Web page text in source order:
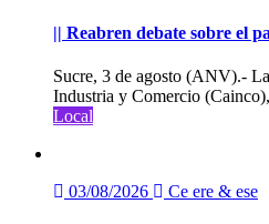
|| Reabren debate sobre el
Sucre, 3 de agosto (ANV).-
Industria y Comercio
Local
03/08/2026 Ce ere & ese